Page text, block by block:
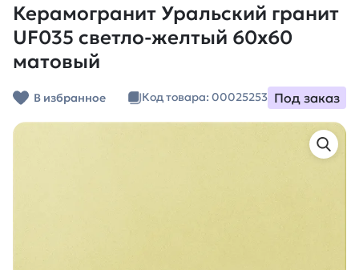
Керамогранит Уральский гранит
UF035 светло-желтый 60х60
матовый
В избранное Код товара: 00025253 Под заказ